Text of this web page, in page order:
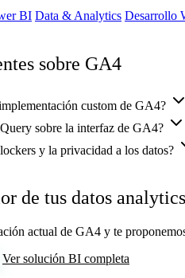
BI Data & Analytics Desarrollo
sobre GA4
custom de GA4?
sobre la interfaz de GA4?
y la privacidad a los datos?
de tus datos analytics
actual de GA4 y te
Ver solución BI completa